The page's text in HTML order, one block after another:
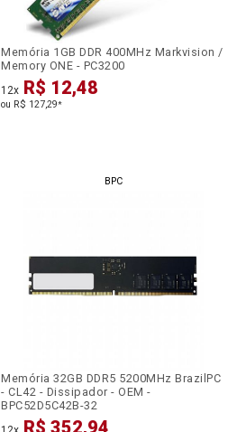
Memória 1GB DDR 400MHz Markvision /
Memory ONE - PC3200
12x R$ 12,48
ou R$ 127,29*
BPC
Memória 32GB DDR5 5200MHz BrazilPC
- CL42 - Dissipador - OEM -
BPC52D5C42B-32
R$ 352,94